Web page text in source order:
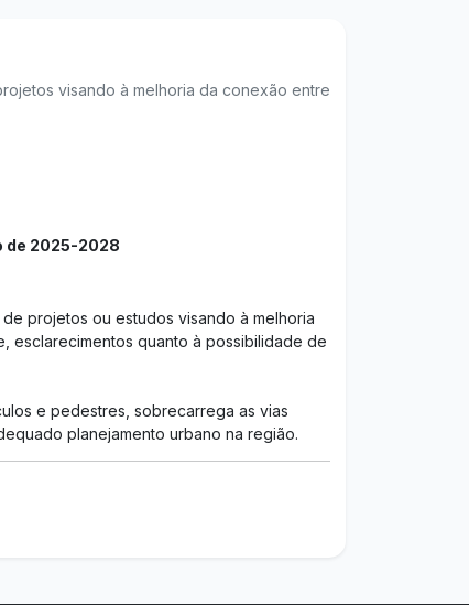
visando à melhoria da conexão entre
de 2025-2028
projetos ou estudos visando à melhoria
esclarecimentos quanto à possibilidade de
e pedestres, sobrecarrega as vias
planejamento urbano na região.